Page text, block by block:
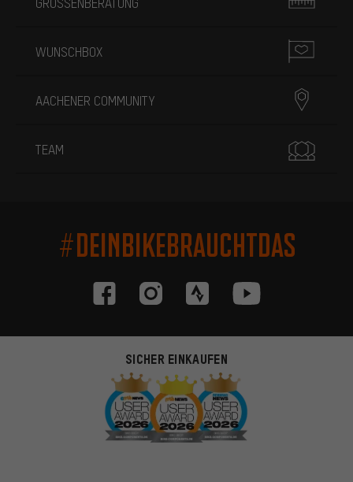
WUNSCHBOX
AACHENER COMMUNITY
TEAM
#DEINBIKEBRAUCHTDAS
SICHER EINKAUFEN